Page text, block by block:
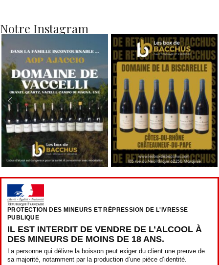
Notre Instagram
PROTECTION DES MINEURS ET RÉPRESSION DE L'IVRESSE
PUBLIQUE
IL EST INTERDIT DE VENDRE DE L’ALCOOL À
DES MINEURS DE MOINS DE 18 ANS.
La personne qui délivre la boisson peut exiger du client une preuve de
sa majorité, notamment par la production d’une pièce d’identité.